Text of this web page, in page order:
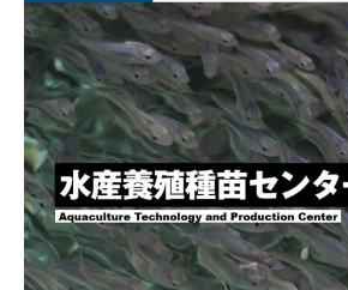
INBOUND JOURNAL
LIFE ENDING
AI JOURNAL
REAL ESTATE
SMART MARKETING
BPaaS JOURNAL
ADOPTABLE DOG